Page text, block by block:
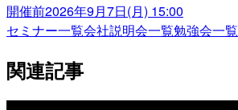
開催前2026年9月7日(月) 15:00
セミナー一覧会社説明会一覧勉強会一覧
関連記事